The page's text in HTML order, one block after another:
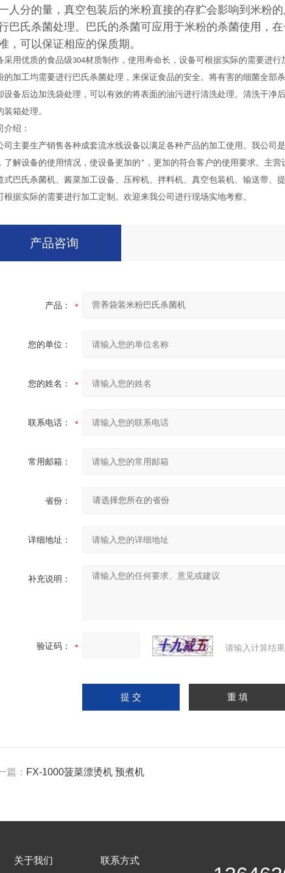
人分的量，真空包装后的米粉直接的存贮会影响到米粉
巴氏杀菌处理。巴氏的杀菌可应用于米粉的杀菌使用，
，可以保证相应的保质期。
采用优质的食品级304材质制作，使用寿命长，设备可根据实际的需要进行
的加工均需要进行巴氏杀菌处理，来保证食品的安全。将有害的细菌全
设备后边加洗袋处理，可以有效的将表面的油污进行清洗处理。清洗干
装箱处理。
介绍：
司主要生产销售各种成套流水线设备以满足各种产品的加工使用。我公司
了解设备的使用情况，使设备更加的*，更加的符合客户的使用要求。主
式巴氏杀菌机、酱菜加工设备、压榨机、拌料机、真空包装机、输送带
根据实际的需要进行加工定制。欢迎来我公司进行现场实地考察。
产品咨询
产品：
您的单位：
您的姓名：
联系电话：
常用邮箱：
省份：
详细地址：
补充说明：
验证码： 请输入计算结
篇： FX-1000菠菜漂烫机 预煮机
关于我们 联系方式